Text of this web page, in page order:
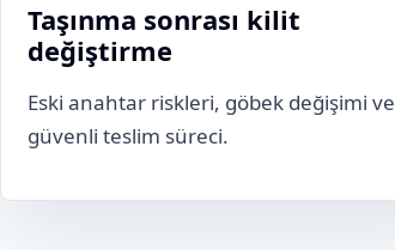
Taşınma sonrası kilit
değiştirme
Eski anahtar riskleri, göbek değişimi ve
güvenli teslim süreci.